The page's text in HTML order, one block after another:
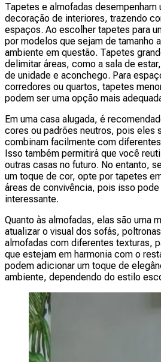
Tapetes e almofadas desempenham
decoração de interiores, trazendo
espaços. Ao escolher tapetes para
por modelos que sejam de tamanho
ambiente em questão. Tapetes
delimitar áreas, como a sala de
de unidade e aconchego. Para
corredores ou quartos, tapetes
podem ser uma opção mais
Em uma casa alugada, é
cores ou padrões neutros, pois eles
combinam facilmente com
Isso também permitirá que você
outras casas no futuro. No entanto,
um toque de cor, opte por tapetes
áreas de convivência, pois isso
interessante.
Quanto às almofadas, elas são uma
atualizar o visual dos sofás,
almofadas com diferentes texturas,
que estejam em harmonia com o
podem adicionar um toque de
ambiente, dependendo do estilo